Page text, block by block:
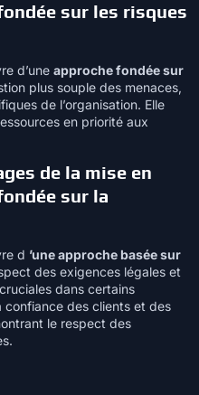
sur les risques
d’une approche fondée sur
plus souple des menaces,
de l’organisation. Elle
en priorité aux
de la mise en
sur la
d ’une approche basée sur
des exigences légales et
dans certains
confiance des clients et des
le respect des